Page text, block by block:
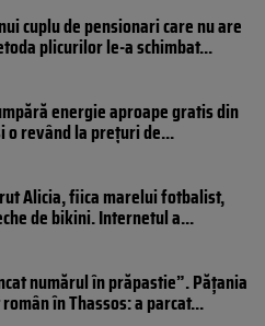
cuplu de pensionari care nu are
plicurilor le-a schimbat...
energie aproape gratis din
o revând la prețuri de...
Alicia, fiica marelui fotbalist,
de bikini. Internetul a...
numărul în prăpastie”. Pățania
în Thassos: a parcat...